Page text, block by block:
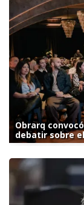
Obrarq
debatir sobre